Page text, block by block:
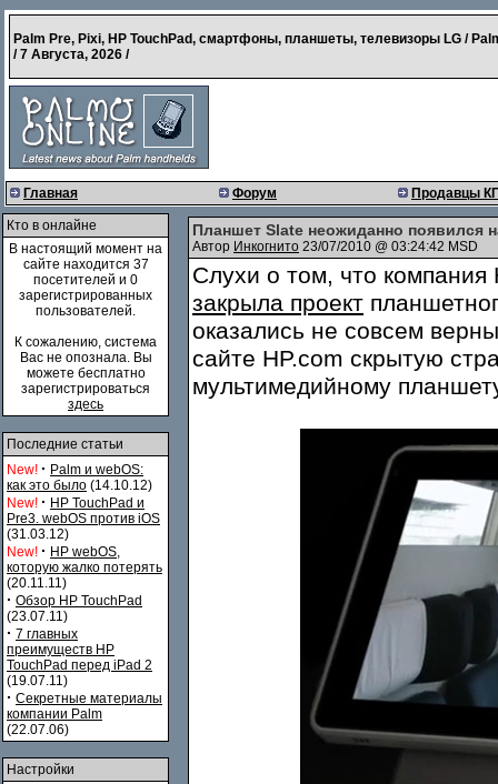
Palm Pre, Pixi, HP TouchPad, смартфоны, планшеты, телевизоры LG /
/7 Августа, 2026 /
Главная Форум Продавцы
Кто в онлайне
В настоящий момент на
сайте находится 37
посетителей и 0
зарегистрированных
пользователей.
К сожалению, система
Вас не опознала. Вы
можете бесплатно
зарегистрироваться
здесь
Последние статьи
New! · Palm и webOS:
как это было (14.10.12)
New! · HP TouchPad и
Pre3. webOS против iOS
(31.03.12)
New! · HP webOS,
которую жалко потерять
(20.11.11)
· Обзор HP TouchPad
(23.07.11)
· 7 главных
преимуществ HP
TouchPad перед iPad 2
(19.07.11)
· Секретные материалы
компании Palm
(22.07.06)
Настройки
Планшет Slate неожиданно появился
Автор Инкогнито 23/07/2010 @ 03:24:42 MSD
Слухи о том, что компания
закрыла проект
оказались не совсем
сайте HP.com скрытую
мультимедийному